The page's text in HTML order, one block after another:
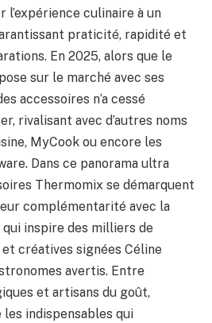
l’expérience culinaire à un
praticité, rapidité et
En 2025, alors que le
sur le marché avec ses
accessoires n’a cessé
rivalisant avec d’autres noms
MyCook ou encore les
Dans ce panorama ultra
Thermomix se démarquent
complémentarité avec la
inspire des milliers de
créatives signées Céline
avertis. Entre
et artisans du goût,
indispensables qui